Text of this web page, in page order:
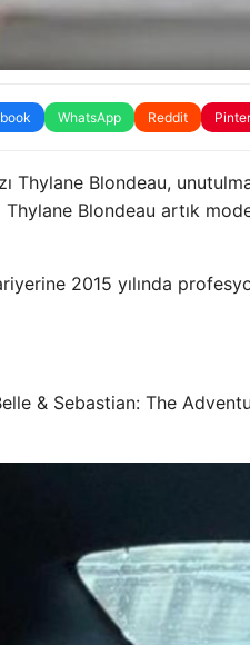
WhatsApp Reddit
Thylane Blondeau,
Thylane Blondeau artık
2015 yılında
& Sebastian: The